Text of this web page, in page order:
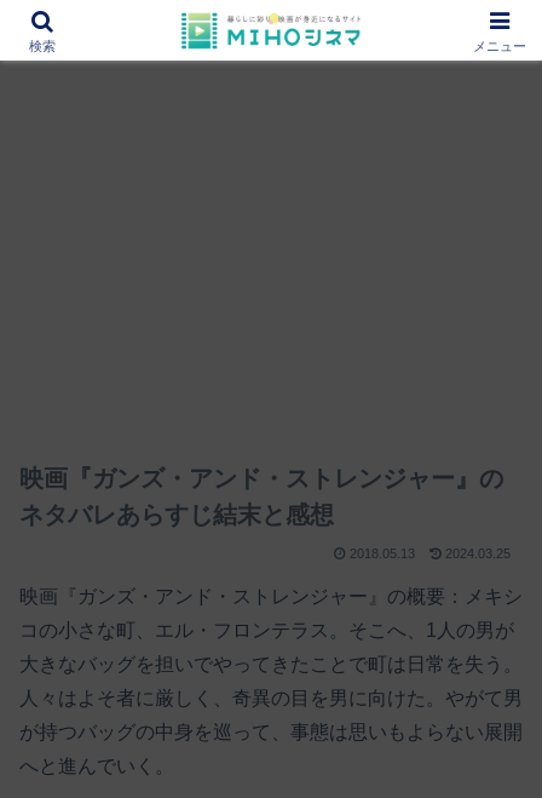
12000作品を紹介！あなたの映画図書館『MIHOシネマ』
映画『ガンズ・アンド・ストレンジャー』の
ネタバレあらすじ結末と感想
2018.05.13 2024.03.25
映画『ガンズ・アンド・ストレンジャー』の概要：メキシ
コの小さな町、エル・フロンテラス。そこへ、1人の男が
大きなバッグを担いでやってきたことで町は日常を失う。
人々はよそ者に厳しく、奇異の目を男に向けた。やがて男
が持つバッグの中身を巡って、事態は思いもよらない展開
へと進んでいく。
検索 メニュー